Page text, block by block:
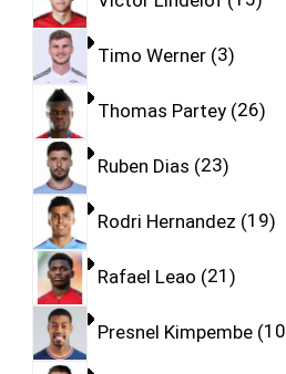
Timo Werner 3
Thomas Partey 26
Ruben Dias 23
Rodri Hernandez 19
Rafael Leao 21
Presnel Kimpembe 10